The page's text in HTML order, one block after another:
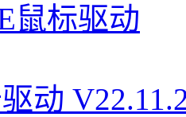
鼠标驱动
动